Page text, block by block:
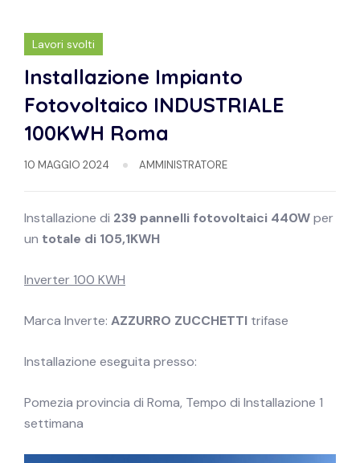
Lavori svolti
Installazione Impianto
Fotovoltaico INDUSTRIALE
100KWH Roma
10 MAGGIO 2024 AMMINISTRATORE
Installazione di 239 pannelli fotovoltaici 440Wper
un totale di 105,1KWH
Inverter 100 KWH
Marca Inverte: AZZURRO ZUCCHETTI trifase
Installazione eseguita presso:
Pomezia provincia di Roma, Tempo di Installazione 1
settimana